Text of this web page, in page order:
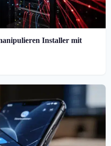
Installer mit